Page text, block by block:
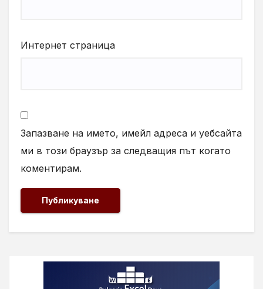
Интернет страница
Запазване на името, имейл адреса и уебсайта
ми в този браузър за следващия път когато
коментирам.